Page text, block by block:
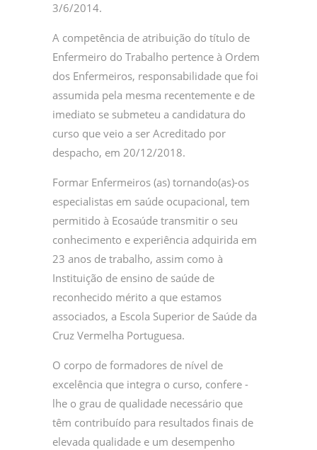
3/6/2014.
A competência de atribuição do título de
Enfermeiro do Trabalho pertence à Ordem
dos Enfermeiros, responsabilidade que foi
assumida pela mesma recentemente e de
imediato se submeteu a candidatura do
curso que veio a ser Acreditado por
despacho, em 20/12/2018.
Formar Enfermeiros (as) tornando(as)-os
especialistas em saúde ocupacional, tem
permitido à Ecosaúde transmitir o seu
conhecimento e experiência adquirida em
23 anos de trabalho, assim como à
Instituição de ensino de saúde de
reconhecido mérito a que estamos
associados, a Escola Superior de Saúde da
Cruz Vermelha Portuguesa.
O corpo de formadores de nível de
excelência que integra o curso, confere -
lhe o grau de qualidade necessário que
têm contribuído para resultados finais de
elevada qualidade e um desempenho